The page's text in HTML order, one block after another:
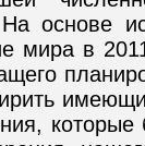
На основе
мира в